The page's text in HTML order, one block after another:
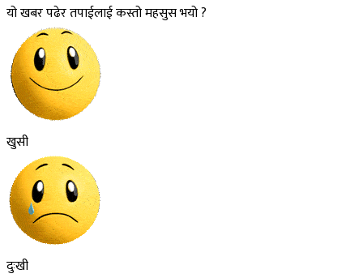
यो खबर पढेर तपाईलाई कस्तो महसुस भयो ?
खुसी
दुःखी